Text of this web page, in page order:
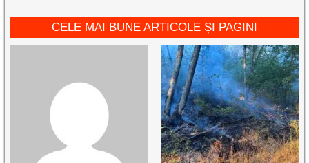
CELE MAI BUNE ARTICOLE ȘI PAGINI